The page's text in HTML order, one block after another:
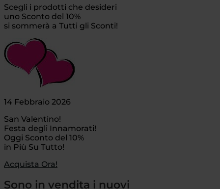
Scegli i prodotti che desideri
uno Sconto del 10%
si sommerà a Tutti gli Sconti!
14 Febbraio 2026
San Valentino!
Festa degli Innamorati!
Oggi Sconto del 10%
in Più Su Tutto!
Acquista Ora!
Sono in vendita i nuovi